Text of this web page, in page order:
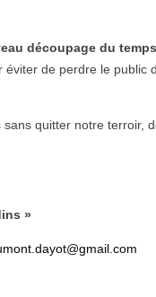
découpage du
éviter de perdre le public
sans quitter notre terroir,
»